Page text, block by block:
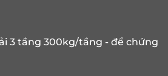
3 tầng 300kg/tầng - để chứng